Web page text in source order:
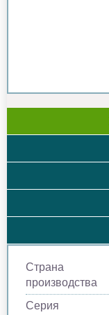
Страна
производства
Серия